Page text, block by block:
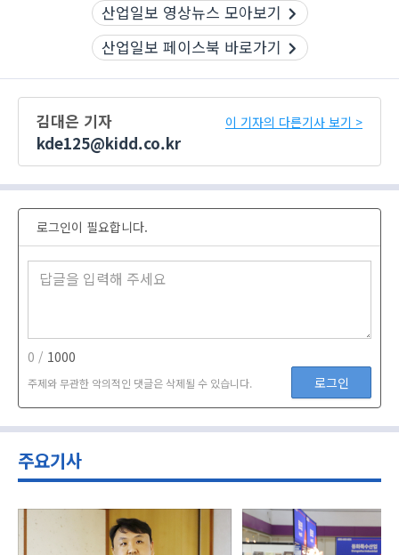
산업일보 영상뉴스 모아보기
산업일보 페이스북 바로가기
김대은 기자
kde125@kidd.co.kr
이 기자의 다른기사 보기 >
로그인이 필요합니다.
0 / 1000
주제와 무관한 악의적인 댓글은 삭제될 수 있습니다. 로그인
주요기사